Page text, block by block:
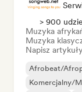
> 900
Muzyka
Muzyka
Napisz artykuły
Afrobeat/
Komercjalny/